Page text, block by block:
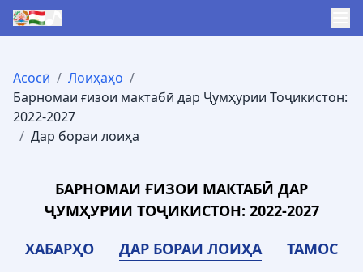
Асосӣ / Лоиҳаҳо /
Барномаи ғизои мактабӣ дар Ҷумҳурии Тоҷикистон:
2022-2027
/ Дар бораи лоиҳа
БАРНОМАИ ҒИЗОИ МАКТАБӢ ДАР
ҶУМҲУРИИ ТОҶИКИСТОН: 2022-2027
ХАБАРҲО
ДАР БОРАИ ЛОИҲА ТАМОС